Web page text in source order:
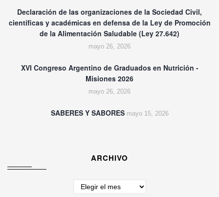
Declaración de las organizaciones de la Sociedad Civil,
científicas y académicas en defensa de la Ley de Promoción
de la Alimentación Saludable (Ley 27.642)
mayo 26, 2026
XVI Congreso Argentino de Graduados en Nutrición -
Misiones 2026
mayo 26, 2026
SABERES Y SABORES mayo 15, 2026
ARCHIVO
Archivo